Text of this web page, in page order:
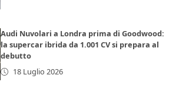
Audi Nuvolari a Londra prima di Goodwood:
la supercar ibrida da 1.001 CV si prepara al
debutto
18 Luglio 2026